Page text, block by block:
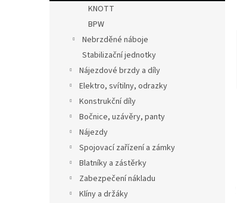
KNOTT
BPW
Nebrzděné náboje
Stabilizační jednotky
Nájezdové brzdy a díly
Elektro, svítilny, odrazky
Konstrukční díly
Bočnice, uzávěry, panty
Nájezdy
Spojovací zařízení a zámky
Blatníky a zástěrky
Zabezpečení nákladu
Klíny a držáky